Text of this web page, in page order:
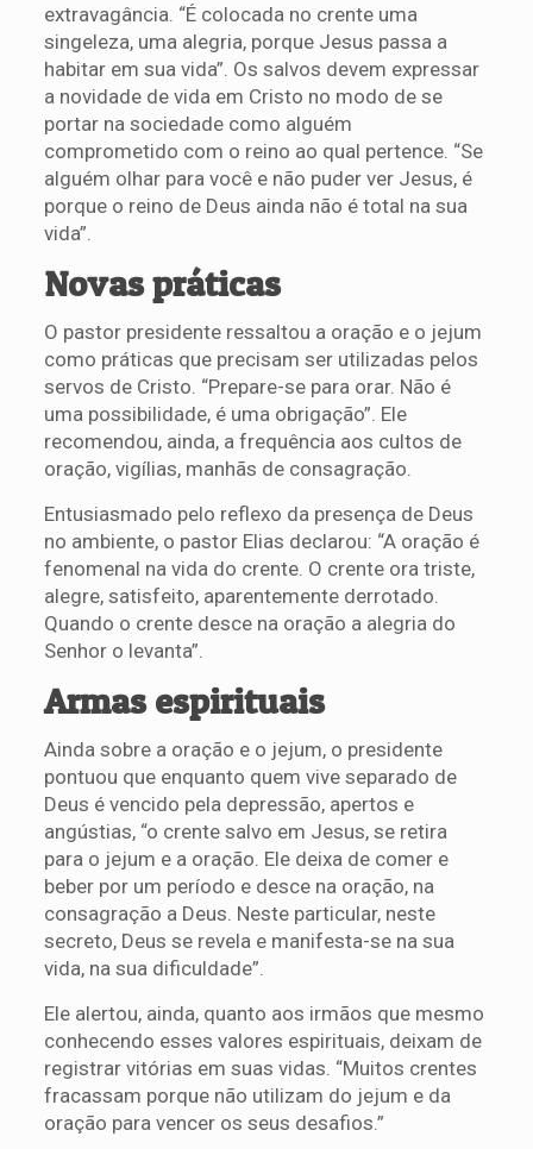
extravagância. “É colocada no crente uma
singeleza, uma alegria, porque Jesus passa a
habitar em sua vida”. Os salvos devem expressar
a novidade de vida em Cristo no modo de se
portar na sociedade como alguém
comprometido com o reino ao qual pertence. “Se
alguém olhar para você e não puder ver Jesus, é
porque o reino de Deus ainda não é total na sua
vida”.
Novas práticas
O pastor presidente ressaltou a oração e o jejum
como práticas que precisam ser utilizadas pelos
servos de Cristo. “Prepare-se para orar. Não é
uma possibilidade, é uma obrigação”. Ele
recomendou, ainda, a frequência aos cultos de
oração, vigílias, manhãs de consagração.
Entusiasmado pelo reflexo da presença de Deus
no ambiente, o pastor Elias declarou: “A oração é
fenomenal na vida do crente. O crente ora triste,
alegre, satisfeito, aparentemente derrotado.
Quando o crente desce na oração a alegria do
Senhor o levanta”.
Armas espirituais
Ainda sobre a oração e o jejum, o presidente
pontuou que enquanto quem vive separado de
Deus é vencido pela depressão, apertos e
angústias, “o crente salvo em Jesus, se retira
para o jejum e a oração. Ele deixa de comer e
beber por um período e desce na oração, na
consagração a Deus. Neste particular, neste
secreto, Deus se revela e manifesta-se na sua
vida, na sua dificuldade”.
Ele alertou, ainda, quanto aos irmãos que mesmo
conhecendo esses valores espirituais, deixam de
registrar vitórias em suas vidas. “Muitos crentes
fracassam porque não utilizam do jejum e da
oração para vencer os seus desafios.”